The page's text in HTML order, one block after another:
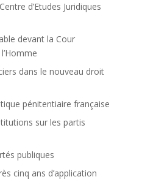
d’Etudes Juridiques
devant la Cour
dans le nouveau droit
pénitentiaire française
sur les partis
publiques
cinq ans d’application